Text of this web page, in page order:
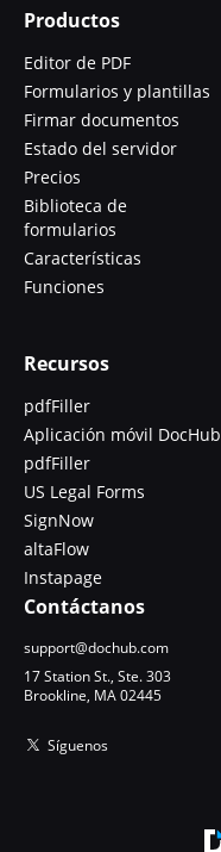
Productos
Editor de PDF
Formularios y plantillas
Firmar documentos
Estado del servidor
Precios
Biblioteca de
formularios
Características
Funciones
Recursos
pdfFiller
Aplicación móvil DocHub
pdfFiller
US Legal Forms
SignNow
altaFlow
Instapage
Contáctanos
support@dochub.com
17 Station St., Ste. 303
Brookline, MA 02445
Síguenos